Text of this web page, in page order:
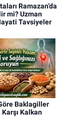
Ramazan’da
mi? Uzman
Tavsiyeler
Baklagiller
Kalkan